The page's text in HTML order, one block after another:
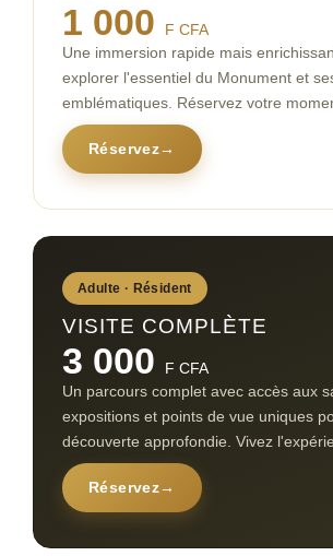
1 000
F CFA
Une immersion rapide mais
explorer l'essentiel du Monument et
emblématiques. Réservez votre
Réservez→
Adulte · Résident
VISITE COMPLÈTE
3 000
F CFA
Un parcours complet avec accès aux
expositions et points de vue uniques
découverte approfondie. Vivez
Réservez→